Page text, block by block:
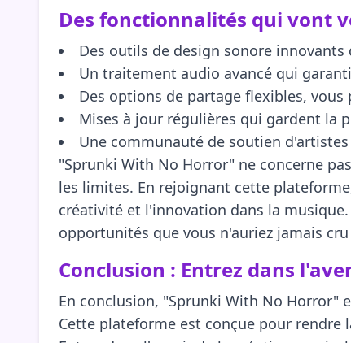
Des fonctionnalités qui vont
Des outils de design sonore
Un traitement audio avancé qui
Des options de partage flexibles,
Mises à jour régulières qui gardent la
Une communauté de soutien
"Sprunki With No Horror" ne concerne
les limites. En rejoignant cette
créativité et l'innovation dans la
opportunités que vous n'auriez jamais
Conclusion : Entrez dans
En conclusion, "Sprunki With No Horror"
Cette plateforme est conçue pour